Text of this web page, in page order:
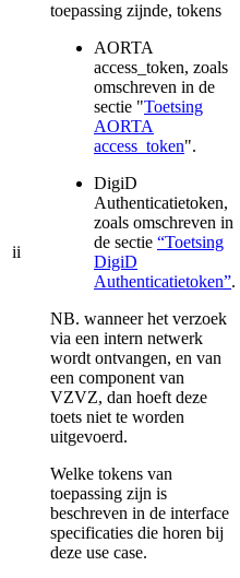
ii
toepassing zijnde, tokens
AORTA
access_token, zoals
omschreven in de
sectie "Toetsing
AORTA
access_token".
DigiD
Authenticatietoken,
zoals omschreven in
de sectie “Toetsing
DigiD
Authenticatietoken”.
NB. wanneer het verzoek
via een intern netwerk
wordt ontvangen, en van
een component van
VZVZ, dan hoeft deze
toets niet te worden
uitgevoerd.
Welke tokens van
toepassing zijn is
beschreven in de interface
specificaties die horen bij
deze use case.